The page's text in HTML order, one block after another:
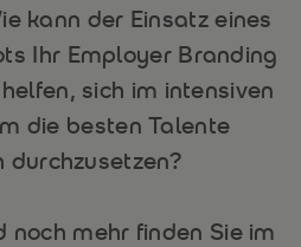
kann der Einsatz eines
Ihr Employer Branding
sich im intensiven
die besten Talente
durchzusetzen?
mehr finden Sie im